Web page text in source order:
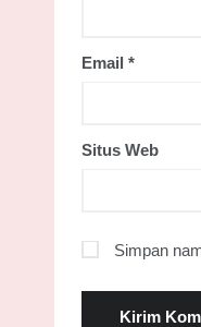
Email *
Situs Web
Simpan